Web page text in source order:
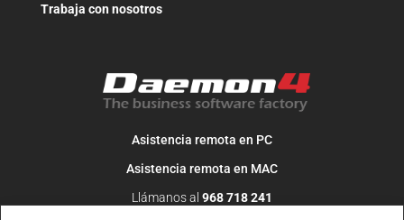
Trabaja con nosotros
Asistencia remota en PC
Asistencia remota en MAC
Llámanos al 968 718 241